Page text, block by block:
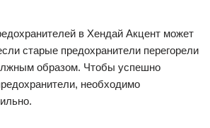
в Хендай Акцент может
старые предохранители перегорели
образом. Чтобы успешно
необходимо